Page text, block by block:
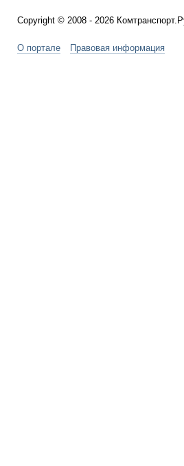
Copyright © 2008 - 2026
О портале Правовая информация